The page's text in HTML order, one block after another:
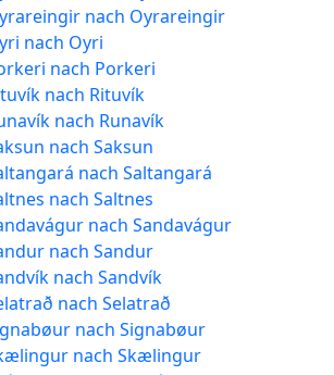
nach Oyrareingir
nach Oyri
nach Porkeri
nach Rituvík
nach Runavík
nach Saksun
nach Saltangará
nach Saltnes
nach Sandavágur
nach Sandur
nach Sandvík
nach Selatrað
nach Signabøur
nach Skælingur